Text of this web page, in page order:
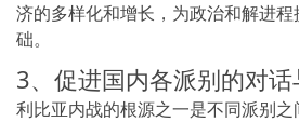
济的多样化和增长，为政治和解进
础。
3、促进国内各派别的对
利比亚内战的根源之一是不同派别